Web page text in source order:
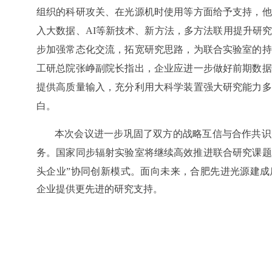
组织的科研攻关、在光源机时使用等方面给予支持，
入大数据、 AI等新技术、新方法，多方法联用提升研
步加强常态化交流，拓宽研究思路，为联合实验室的
工研总院张峥副院长指出，企业应进一步做好前期数
提供高质量输入，充分利用大科学装置强大研究能力
白。
本次会议进一步巩固了双方的战略互信与合作共
务。国家同步辐射实验室将继续高效推进联合研究课
头企业”协同创新模式。面向未来，合肥先进光源建
企业提供更先进的研究支持。